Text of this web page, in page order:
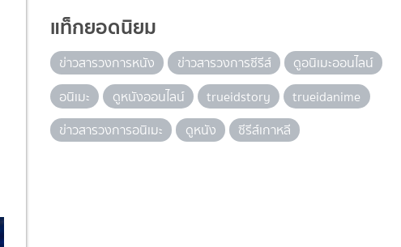
แท็กยอดนิยม
ข่าวสารวงการหนัง ข่าวสารวงการซีรีส์
ดูอนิเมะออนไลน์
อนิเมะ
ดูหนังออนไลน์ trueidstory
trueidanime
ข่าวสารวงการอนิเมะ
ดูหนัง ซีรีส์เกาหลี